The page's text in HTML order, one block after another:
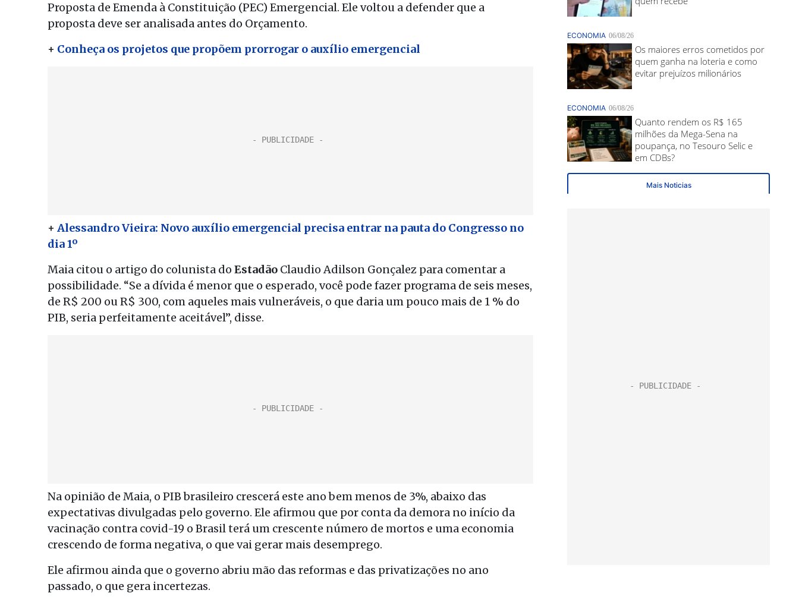
Proposta de Emenda à Constituição (PEC) Emergencial. Ele voltou a defender que a
proposta deve ser analisada antes do Orçamento.
+ Conheça os projetos que propõem prorrogar o auxílio emergencial
+ Alessandro Vieira: Novo auxílio emergencial precisa entrar na pauta do Congresso no
dia 1º
Maia citou o artigo do colunista do Estadão Claudio Adilson Gonçalez para comentar a
possibilidade. “Se a dívida é menor que o esperado, você pode fazer programa de seis meses,
de R$ 200 ou R$ 300, com aqueles mais vulneráveis, o que daria um pouco mais de 1 % do
PIB, seria perfeitamente aceitável”, disse.
Na opinião de Maia, o PIB brasileiro crescerá este ano bem menos de 3%, abaixo das
expectativas divulgadas pelo governo. Ele afirmou que por conta da demora no início da
vacinação contra covid-19 o Brasil terá um crescente número de mortos e uma economia
crescendo de forma negativa, o que vai gerar mais desemprego.
Ele afirmou ainda que o governo abriu mão das reformas e das privatizações no ano
passado, o que gera incertezas.